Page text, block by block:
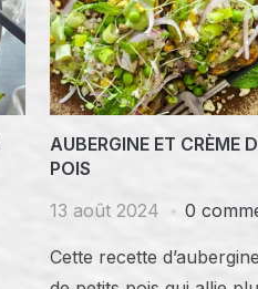
AUBERGINE ET CRÈME
POIS
13 août 2024
0
Cette recette